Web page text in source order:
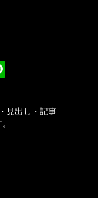
見出し・記事